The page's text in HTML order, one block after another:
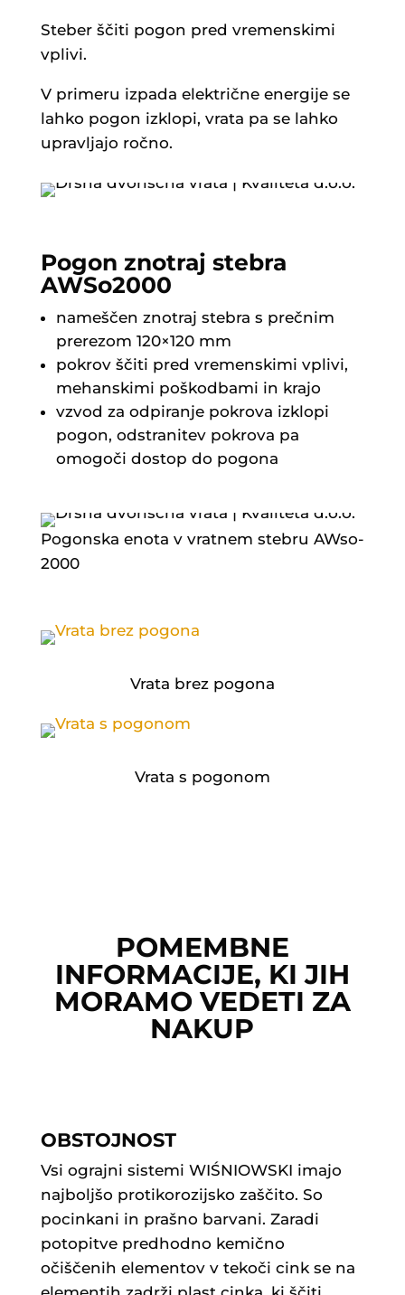
Steber ščiti pogon pred vremenskimi
vplivi.
V primeru izpada električne energije se
lahko pogon izklopi, vrata pa se lahko
upravljajo ročno.
Pogon znotraj stebra
AWSo2000
nameščen znotraj stebra s prečnim
prerezom 120×120 mm
pokrov ščiti pred vremenskimi vplivi,
mehanskimi poškodbami in krajo
vzvod za odpiranje pokrova izklopi
pogon, odstranitev pokrova pa
omogoči dostop do pogona
Pogonska enota v vratnem stebru AWso-
2000
Vrata brez pogona
Vrata s pogonom
POMEMBNE
INFORMACIJE, KI JIH
MORAMO VEDETI ZA
NAKUP
OBSTOJNOST
Vsi ograjni sistemi WIŚNIOWSKI imajo
najboljšo protikorozijsko zaščito. So
pocinkani in prašno barvani. Zaradi
potopitve predhodno kemično
očiščenih elementov v tekoči cink se na